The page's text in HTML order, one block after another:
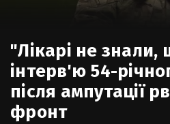
"Лікарі не знали,
інтерв'ю 54-
після ампутації
фронт